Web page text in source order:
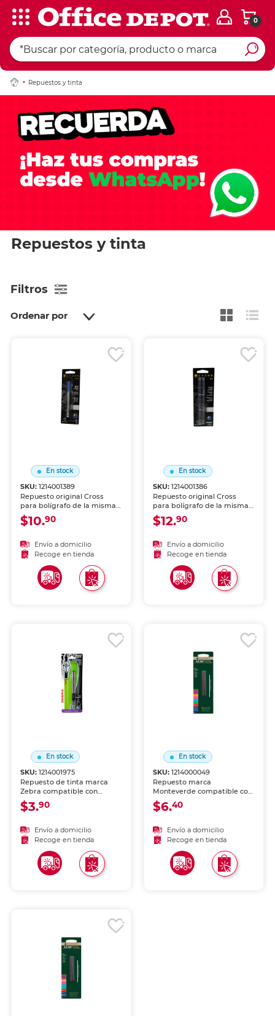
0
Repuestos y tinta
Repuestos y tinta
Filtros
Ordenar por
En stock
SKU:1214001389
Repuesto original Cross
para bolígrafo de la misma
línea. Conserva la calidad de
escritura y la experiencia
favorito. Acabado en azul.
$10.90
Envío a domicilio
Recoge en tienda
En stock
SKU: 1214001386
Repuesto original Cross
para bolígrafo de la misma
línea. Conserva la calidad de
escritura y la experiencia
favorito. Acabado en azul,
negro.
$12.90
Envío a domicilio
Recoge en tienda
En stock
SKU:1214001975
Repuesto de tinta marca
Zebra compatible con
bolígrafos y rollerballs
originales. Mantén tu
misma calidad de escritura.
$3.90
Envío a domicilio
Recoge en tienda
En stock
SKU: 1214000049
Repuesto marca
Monteverde compatible con
instrumentos de la misma
línea. Mantén tu bolígrafo o
calidad de escritura.
$6.40
Envío a domicilio
Recoge en tienda